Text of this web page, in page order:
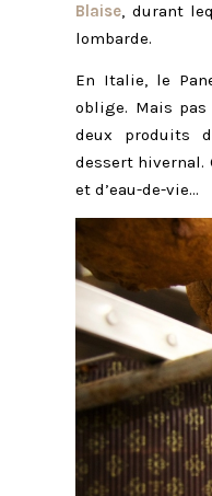
Blaise, durant
lombarde.
En Italie, le
oblige. Mais
deux produits
dessert hivernal.
et d’eau-de-vie…